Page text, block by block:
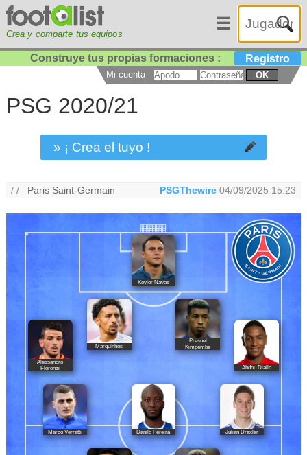
Crea y comparte tus equipos
☰
Construye tus propias formaciones : Registro
Mi cuenta OK
PSG 2020/21
» ¡ Crea el tuyo !
/ / Paris Saint-Germain PSGThewire 04/09/2025 15:23
Keylor Navas
Alessandro
Florenzi
Marquinhos
Presnel
Kimpembe
Abdou Diallo
Marco Verratti Danilo Pereira Julian Draxler